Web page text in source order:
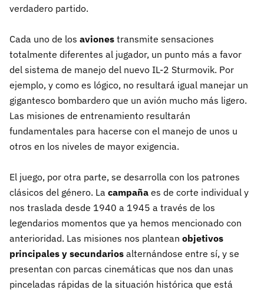
verdadero partido.
Cada uno de los aviones transmite sensaciones
totalmente diferentes al jugador, un punto más a favor
del sistema de manejo del nuevo IL-2 Sturmovik. Por
ejemplo, y como es lógico, no resultará igual manejar un
gigantesco bombardero que un avión mucho más ligero.
Las misiones de entrenamiento resultarán
fundamentales para hacerse con el manejo de unos u
otros en los niveles de mayor exigencia.
El juego, por otra parte, se desarrolla con los patrones
clásicos del género. La campaña es de corte individual y
nos traslada desde 1940 a 1945 a través de los
legendarios momentos que ya hemos mencionado con
anterioridad. Las misiones nos plantean objetivos
principales y secundarios alternándose entre sí, y se
presentan con parcas cinemáticas que nos dan unas
pinceladas rápidas de la situación histórica que está